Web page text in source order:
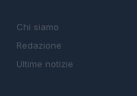
Chi siamo
Redazione
Ultime notizie